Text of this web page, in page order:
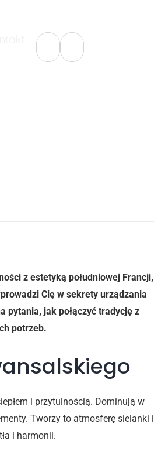
z estetyką południowej Francji,
Cię w sekrety urządzania
pytania, jak połączyć tradycję z
potrzeb.
i przytulnością. Dominują w
Tworzy to atmosferę sielanki i
i harmonii.